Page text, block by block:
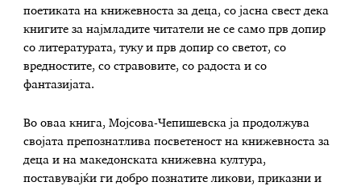
поетиката на книжевноста за деца, со јасна свест дека
книгите за најмладите читатели не се само прв допир
со литературата, туку и прв допир со светот, со
вредностите, со стравовите, со радоста и со
фантазијата.
Во оваа книга, Мојсова-Чепишевска ја продолжува
својата препознатлива посветеност на книжевноста за
деца и на македонската книжевна култура,
поставувајќи ги добро познатите ликови, приказни и